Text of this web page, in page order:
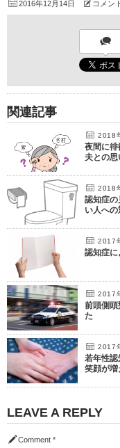
2016年12月14日 コメン
関連記事
2018
夜間に徘
夫との思
2018
認知症の
い人への
2017
認知症に
2017
前頭側頭
た
2017
若年性
笑顔が増
LEAVE A REPLY
Comment *